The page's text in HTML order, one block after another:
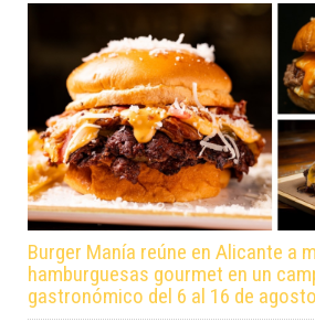
Burger Manía reúne en Alicante a
hamburguesas gourmet en un
gastronómico del 6 al 16 de agosto